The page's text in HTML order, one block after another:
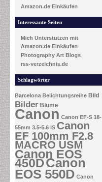
Amazon.de Einkäufen
Interessante Seiten
Mich Unterstützen mit
Amazon.de Einkäufen
Photography Art Blogs
rss-verzeichnis.de
Schlagwörter
Barcelona Belichtungsreihe Bild
Bilder Blume
Canon Canon EF-S 18-
55mm 3.5-5.6 IS Canon
EF 100mm F2.8
MACRO USM
Canon EOS
450DCanon
EOS 550D Canon